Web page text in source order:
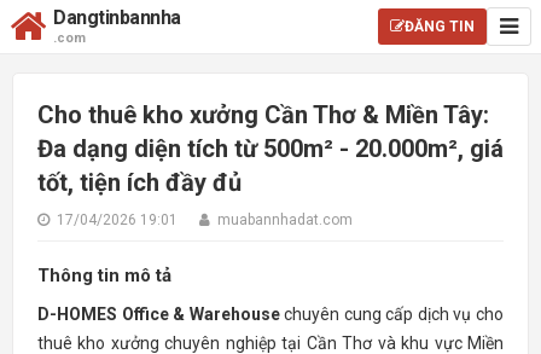
Dangtinbannha
.com
ĐĂNG TIN
Cho thuê kho xưởng Cần Thơ & Miền Tây:
Đa dạng diện tích từ 500m² - 20.000m², giá
tốt, tiện ích đầy đủ
17/04/2026 19:01 muabannhadat.com
Thông tin mô tả
D-HOMES Office & Warehousechuyên cung cấp dịch vụ cho
thuê kho xưởng chuyên nghiệp tại Cần Thơ và khu vực Miền